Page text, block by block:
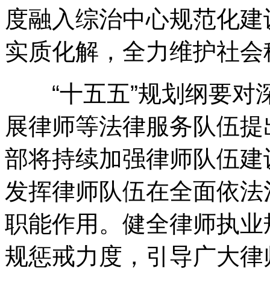
度融入综治中心规范化
实质化解，全力维护社会
“十五五”规划纲要对
展律师等法律服务队伍
部将持续加强律师队伍
发挥律师队伍在全面依
职能作用。健全律师执
规惩戒力度，引导广大